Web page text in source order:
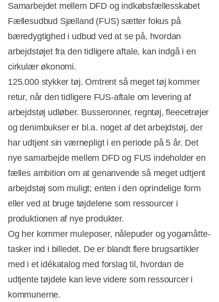
Samarbejdet mellem DFD og indkøbsfællesskabet
Fællesudbud Sjælland (FUS) sætter fokus på
bæredygtighed i udbud ved at se på, hvordan
arbejdstøjet fra den tidligere aftale, kan indgå i en
cirkulær økonomi.
125.000 stykker tøj. Omtrent så meget tøj kommer
retur, når den tidligere FUS-aftale om levering af
arbejdstøj udløber. Busseronner, regntøj, fleecetrøjer
og denimbukser er bl.a. noget af det arbejdstøj, der
har udtjent sin værnepligt i en periode på 5 år. Det
nye samarbejde mellem DFD og FUS indeholder en
fælles ambition om at genanvende så meget udtjent
arbejdstøj som muligt; enten i den oprindelige form
eller ved at bruge tøjdelene som ressourcer i
produktionen af nye produkter.
Og her kommer muleposer, nålepuder og yogamåtte-
tasker ind i billedet. De er blandt flere brugsartikler
med i et idékatalog med forslag til, hvordan de
udtjente tøjdele kan leve videre som ressourcer i
kommunerne.